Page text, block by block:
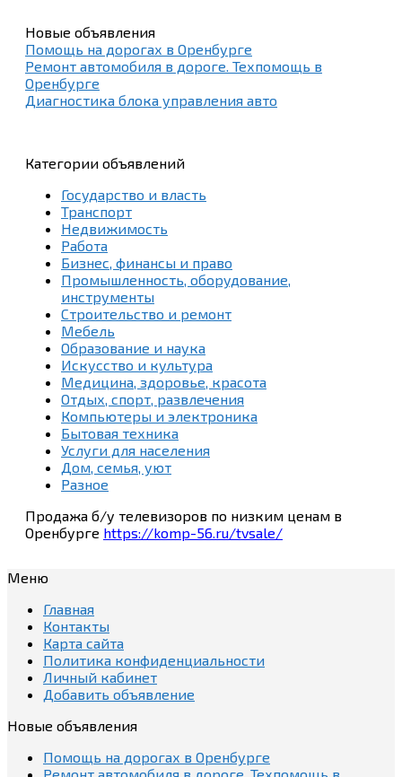
Новые объявления
Помощь на дорогах в Оренбурге
Ремонт автомобиля в дороге. Техпомощь в
Оренбурге
Диагностика блока управления авто
Категории объявлений
Государство и власть
Транспорт
Недвижимость
Работа
Бизнес, финансы и право
Промышленность, оборудование,
инструменты
Строительство и ремонт
Мебель
Образование и наука
Искусство и культура
Медицина, здоровье, красота
Отдых, спорт, развлечения
Компьютеры и электроника
Бытовая техника
Услуги для населения
Дом, семья, уют
Разное
Продажа б/у телевизоров по низким ценам в
Оренбурге https://komp-56.ru/tvsale/
Меню
Главная
Контакты
Карта сайта
Политика конфиденциальности
Личный кабинет
Добавить объявление
Новые объявления
Помощь на дорогах в Оренбурге